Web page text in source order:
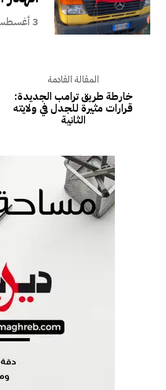
3 أغسطس، 2026
المقالة القادمة
خارطة طريق ترامب الجديدة:
قرارات مثيرة للجدل في ولايته
الثانية